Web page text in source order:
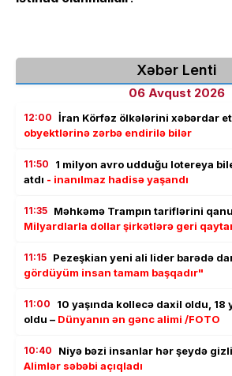
Xəbər Lenti
06 Avqust 2026
12:00 İran Körfəz ölkələrini xəbərdar
obyektlərinə zərbə endirilə bilər
11:50
1 milyon avro udduğu lotereya
atdı - inanılmaz hadisə yaşandı
11:35 Məhkəmə Trampın tariflərini
Milyardlarla dollar şirkətlərə geri
11:15 Pezeşkian yeni ali lider barədə
gördüyüm insan tamam başqadır"
11:00
10 yaşında kollecə daxil oldu, 18
oldu – Dünyanın ən gənc alimi /FOTO
10:40 Niyə bəzi insanlar hər şeydə
Alimlər səbəbi açıqladı